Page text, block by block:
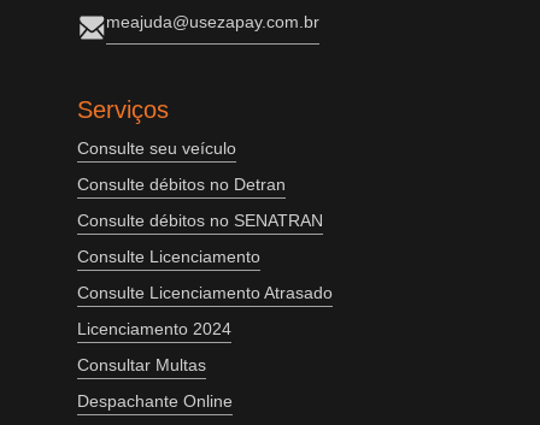
meajuda@usezapay.com.br
Serviços
Consulte seu veículo
Consulte débitos no Detran
Consulte débitos no SENATRAN
Consulte Licenciamento
Consulte Licenciamento Atrasado
Licenciamento 2024
Consultar Multas
Despachante Online